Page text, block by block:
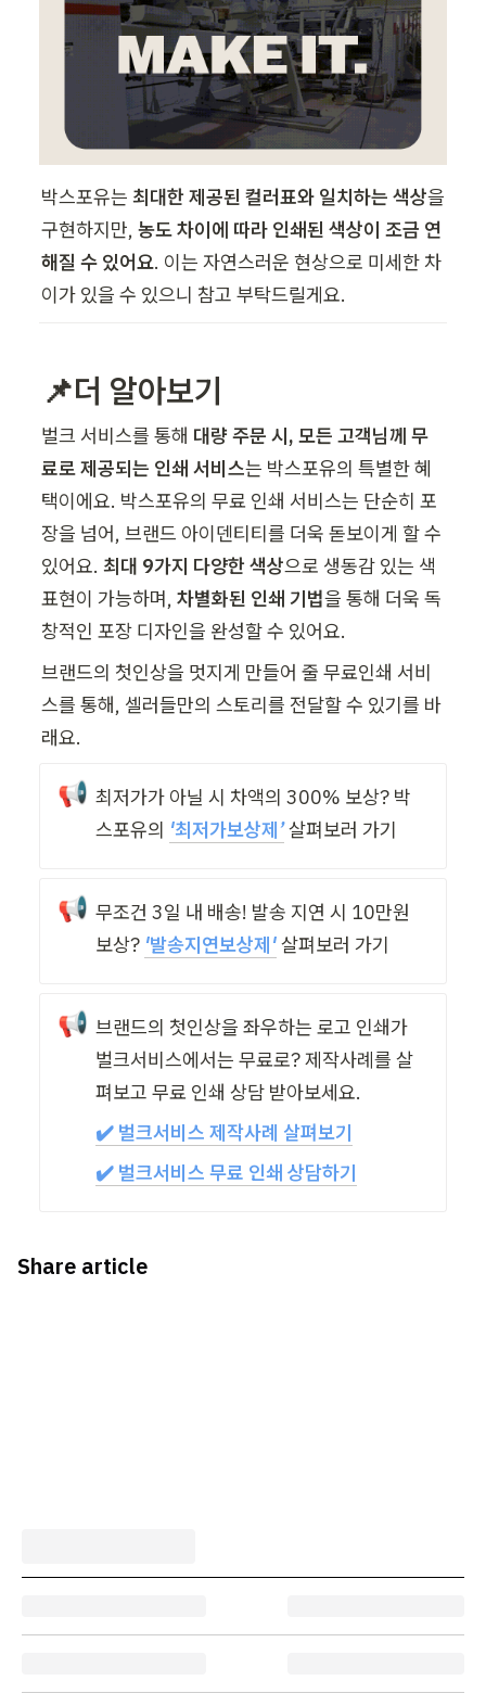
박스포유는 최대한 제공된 컬러표와 일치하는 색상을
구현하지만, 농도 차이에 따라 인쇄된 색상이 조금 연
해질 수 있어요. 이는 자연스러운 현상으로 미세한 차
이가 있을 수 있으니 참고 부탁드릴게요.
📌더 알아보기
벌크 서비스를 통해 대량 주문 시, 모든 고객님께 무
료로 제공되는 인쇄 서비스는 박스포유의 특별한 혜
택이에요. 박스포유의 무료 인쇄 서비스는 단순히 포
장을 넘어, 브랜드 아이덴티티를 더욱 돋보이게 할 수
있어요. 최대 9가지 다양한 색상으로 생동감 있는 색
표현이 가능하며, 차별화된 인쇄 기법을 통해 더욱 독
창적인 포장 디자인을 완성할 수 있어요.
브랜드의 첫인상을 멋지게 만들어 줄 무료인쇄 서비
스를 통해, 셀러들만의 스토리를 전달할 수 있기를 바
래요.
📢 최저가가 아닐 시 차액의 300% 보상? 박
스포유의 '최저가보상제’살펴보러 가기
📢 무조건 3일 내 배송! 발송 지연 시 10만원
보상? '발송지연보상제'살펴보러 가기
📢 브랜드의 첫인상을 좌우하는 로고 인쇄가
벌크서비스에서는 무료로? 제작사례를 살
펴보고 무료 인쇄 상담 받아보세요.
✔️ 벌크서비스 제작사례 살펴보기
✔️ 벌크서비스 무료 인쇄 상담하기
Share article